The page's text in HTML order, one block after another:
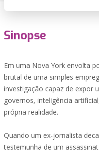
Sinopse
Em uma Nova York envolta
brutal de uma simples
investigação capaz de expor
governos, inteligência
própria realidade.
Quando um ex-jornalista
testemunha de um